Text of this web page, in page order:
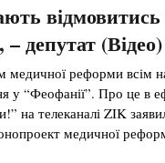
відмовитись
депутат (Відео)
медичної реформи всім
у “Феофанії”. Про це в
на телеканалі ZIK
медичної
знаю, що потрібно